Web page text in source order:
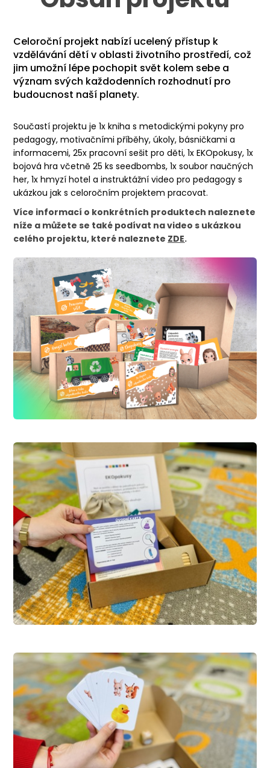
Celoroční projekt nabízí ucelený přístup k
vzdělávání dětí v oblasti životního prostředí, což
jim umožní lépe pochopit svět kolem sebe a
význam svých každodenních rozhodnutí pro
budoucnost naší planety.
Součastí projektu je 1x kniha s metodickými pokyny pro
pedagogy, motivačními příběhy, úkoly, básničkami a
informacemi, 25x pracovní sešit pro děti, 1x EKOpokusy, 1x
bojová hra včetně 25 ks seedbombs, 1x soubor naučných
her, 1x hmyzí hotel a instruktážní video pro pedagogy s
ukázkou jak s celoročním projektem pracovat.
Více informací o konkrétních produktech naleznete
níže a můžete se také podívat na video s ukázkou
celého projektu, které naleznete ZDE.